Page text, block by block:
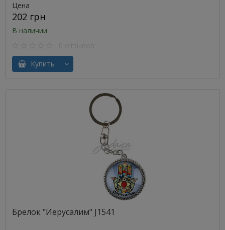
Цена
202 грн
В наличии
Купить
Брелок "Иерусалим" J1541